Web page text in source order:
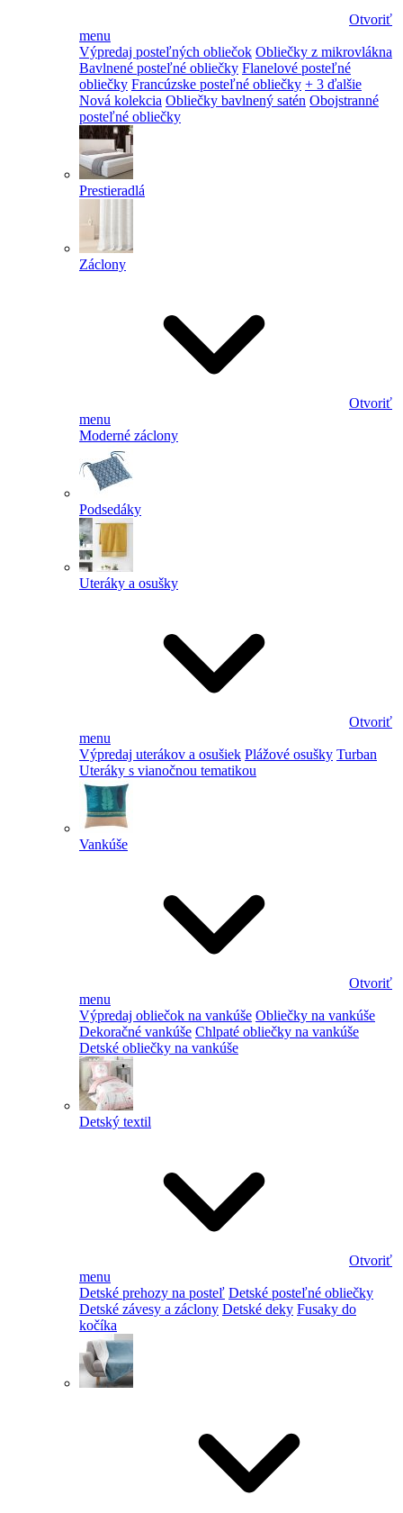
Otvoriť
menu
Výpredaj posteľných obliečok Obliečky z mikrovlákna
Bavlnené posteľné obliečky Flanelové posteľné
obliečky Francúzske posteľné obliečky + 3 ďalšie
Nová kolekcia Obliečky bavlnený satén Obojstranné
posteľné obliečky
Prestieradlá
Záclony
Otvoriť
menu
Moderné záclony
Podsedáky
Uteráky a osušky
Otvoriť
menu
Výpredaj uterákov a osušiek Plážové osušky Turban
Uteráky s vianočnou tematikou
Vankúše
Otvoriť
menu
Výpredaj obliečok na vankúše Obliečky na vankúše
Dekoračné vankúše Chlpaté obliečky na vankúše
Detské obliečky na vankúše
Detský textil
Otvoriť
menu
Detské prehozy na posteľ Detské posteľné obliečky
Detské závesy a záclony Detské deky Fusaky do
kočíka